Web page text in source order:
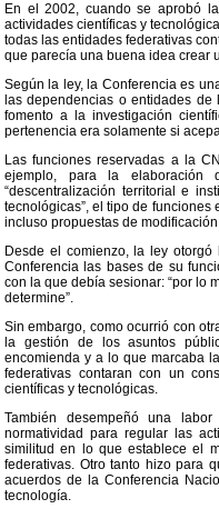
En el 2002, cuando se aprobó
actividades científicas y
todas las entidades federativas
que parecía una buena idea crear
Según la ley, la Conferencia es
las dependencias o entidades
fomento a la investigación
pertenencia era solamente si
Las funciones reservadas a la
ejemplo, para la elaboración
“descentralización territorial e
tecnológicas”, el tipo de
incluso propuestas de
Desde el comienzo, la ley
Conferencia las bases de su
con la que debía sesionar: “por lo
determine”.
Sin embargo, como ocurrió con
la gestión de los asuntos
encomienda y a lo que marcaba
federativas contaran con un
científicas y tecnológicas.
También desempeñó una
normatividad para regular las
similitud en lo que establece el
federativas. Otro tanto hizo para
acuerdos de la Conferencia
tecnología.